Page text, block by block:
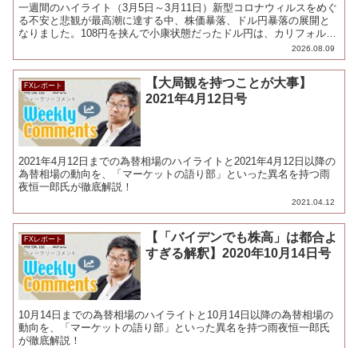
一週間のハイライト（3月5日～3月11日）新型コロナウィルスをめぐ
る不安と悲観が最高潮に達する中、株価暴落、ドル円暴落の展開と
なりました。108円を挟んで小康状態だったドル円は、カリフォルニ
2026.08.09
FXレポート
【大局観を持つことが大事】
2021年4月12日号
2021年4月12日までの為替相場のハイライトと2021年4月12日以降の
為替相場の動向を、「マーケットの語り部」といった異名を持つ雨
夜恒一郎氏が徹底解説！
2021.04.12
FXレポート
【「バイデンでも株高」は都合よ
すぎる解釈】2020年10月14日号
10月14日までの為替相場のハイライトと10月14日以降の為替相場の
動向を、「マーケットの語り部」といった異名を持つ雨夜恒一郎氏
が徹底解説！